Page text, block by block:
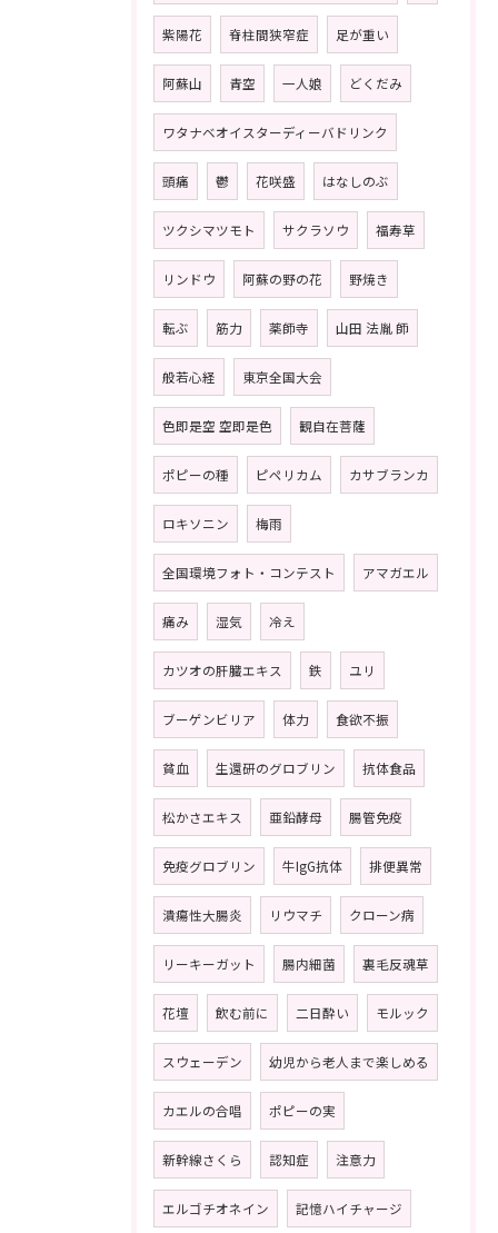
紫陽花 脊柱間狭窄症 足が重い
阿蘇山 青空 一人娘 どくだみ
ワタナベオイスターディーバドリンク
頭痛 鬱 花咲盛 はなしのぶ
ツクシマツモト サクラソウ 福寿草
リンドウ 阿蘇の野の花 野焼き
転ぶ 筋力 薬師寺 山田 法胤 師
般若心経 東京全国大会
色即是空 空即是色 観自在菩薩
ポピーの種 ピペリカム カサブランカ
ロキソニン 梅雨
全国環境フォト・コンテスト アマガエル
痛み 湿気 冷え
カツオの肝臓エキス 鉄 ユリ
ブーゲンビリア 体力 食欲不振
貧血 生還研のグロブリン 抗体食品
松かさエキス 亜鉛酵母 腸管免疫
免疫グロブリン 牛IgG抗体 排便異常
潰瘍性大腸炎 リウマチ クローン病
リーキーガット 腸内細菌 裏毛反魂草
花壇 飲む前に 二日酔い モルック
スウェーデン 幼児から老人まで楽しめる
カエルの合唱 ポピーの実
新幹線さくら 認知症 注意力
エルゴチオネイン 記憶ハイチャージ